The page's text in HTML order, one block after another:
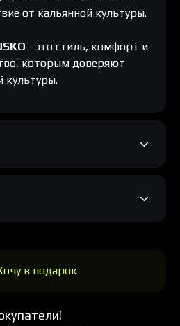
в подарок
от кальянной культуры.
- это стиль, комфорт и
которым доверяют
культуры.